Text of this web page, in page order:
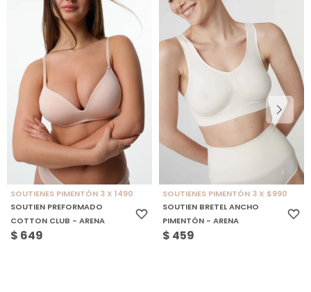
SOUTIENES PIMENTÓN 3 X 1490
SOUTIEN PREFORMADO
COTTON CLUB - ARENA
$ 649
SOUTIENES PIMENTÓN 3 X $990
SOUTIEN BRETEL ANCHO
PIMENTÓN - ARENA
$ 459